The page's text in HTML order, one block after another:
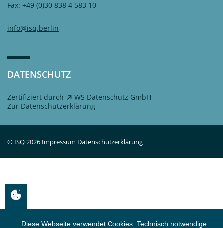
Fax: +49 (0)30 838 4 583 10
info@isq.berlin
DATENSCHUTZ
Zertifiziert durch
WS Datenschutz GmbH
Zur Datenschutzerklärung
© ISQ2026 Impressum Datenschutzerklärung
Diese Webseite verwendet Cookies. Technisch notwendige